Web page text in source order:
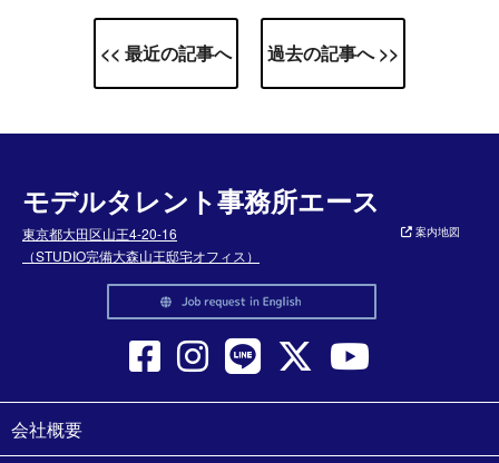
<< 最近の記事へ 過去の記事へ >>
モデルタレント事務所エース
東京都大田区山王4-20-16
（STUDIO完備大森山王邸宅オフィス）
案内地図
会社概要